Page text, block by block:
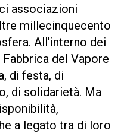
associazioni
millecinquecento
All’interno dei
del Vapore
di festa, di
di solidarietà. Ma
a legato tra di loro